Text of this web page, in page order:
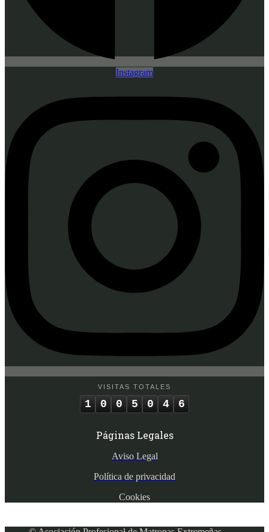
Instagram
VISITAS TOTALES
1 0 0 5 0 4 6
Páginas Legales
Aviso Legal
Política de privacidad
Cookies